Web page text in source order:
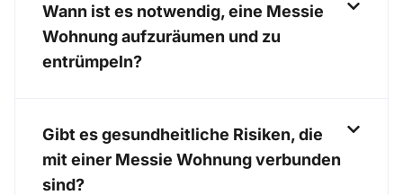
Wann ist es notwendig, eine Messie
Wohnung aufzuräumen und zu
entrümpeln?
Gibt es gesundheitliche Risiken, die
mit einer Messie Wohnung verbunden
sind?